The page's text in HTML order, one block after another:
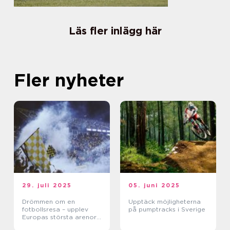
Läs fler inlägg här
Fler nyheter
29. juli 2025
Drömmen om en
fotbollsresa – upplev
Europas största arenor
05. juni 2025
Upptäck möjligheterna
på pumptracks i Sverige